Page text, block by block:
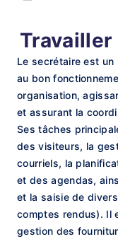
Travailler
Le secrétaire est
au bon
organisation,
et assurant la
Ses tâches
des visiteurs, la
courriels, la
et des agendas,
et la saisie de
comptes rendus). Il
gestion des